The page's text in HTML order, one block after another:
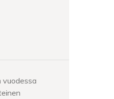
vuodessa